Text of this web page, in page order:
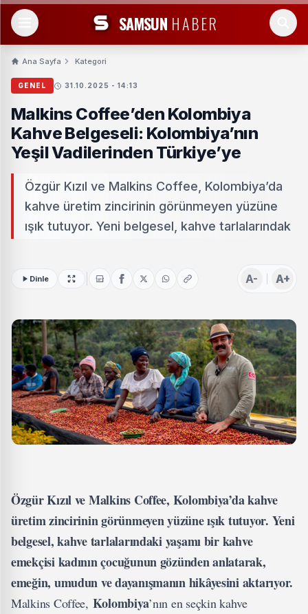
SAMSUN HABER
Ana Sayfa Kategori
GENEL 31.10.2025 - 14:13
Malkins Coffee’den Kolombiya
Kahve Belgeseli: Kolombiya’nın
Yeşil Vadilerinden Türkiye’ye
Özgür Kızıl ve Malkins Coffee, Kolombiya’da
kahve üretim zincirinin görünmeyen yüzüne
ışık tutuyor. Yeni belgesel, kahve tarlalarındak
Dinle A- A+
Özgür Kızıl ve Malkins Coffee, Kolombiya’da kahve
üretim zincirinin görünmeyen yüzüne ışık tutuyor. Yeni
belgesel, kahve tarlalarındaki yaşamı bir kahve
emekçisi kadının çocuğunun gözünden anlatarak,
emeğin, umudun ve dayanışmanın hikâyesini aktarıyor.
Malkins Coffee, Kolombiya’nın en seçkin kahve